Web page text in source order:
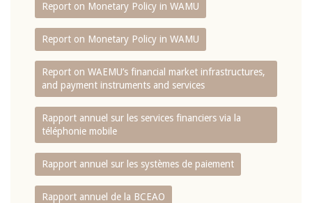
Report on Monetary Policy in WAMU
Report on Monetary Policy in WAMU
Report on WAEMU’s financial market infrastructures,
and payment instruments and services
Rapport annuel sur les services financiers via la
téléphonie mobile
Rapport annuel sur les systèmes de paiement
Rapport annuel de la BCEAO